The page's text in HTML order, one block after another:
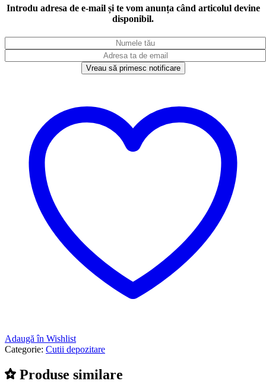
Introdu adresa de e-mail și te vom anunța când articolul devine
disponibil.
Vreau să primesc notificare
Adaugă în Wishlist
Categorie: Cutii depozitare
Produse similare